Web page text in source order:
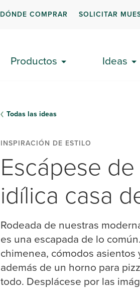
DÓNDE COMPRAR SOLICITAR
Productos Ideas
Todas las ideas
INSPIRACIÓN DE ESTILO
Escápese
idílica casa
Rodeada de nuestras
es una escapada de lo
chimenea, cómodos
además de un horno para
todo. Desplácese por las